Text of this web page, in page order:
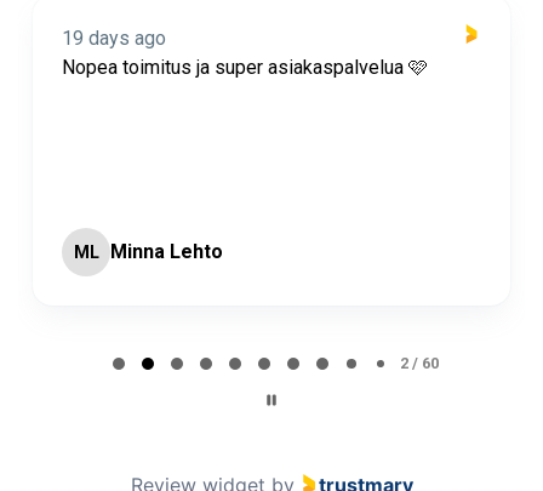
19 days ago
Nopea toimitus ja super asiakaspalvelua 🩷
ML Minna Lehto
2 / 60
Review widget by trustmary